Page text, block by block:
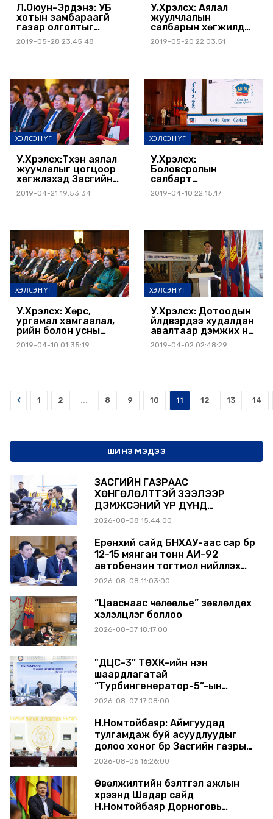
Л.Оюун-Эрдэнэ: УБ
хотын замбараагүй
газар олголтыг
цэгцэлнэ
2019-05-28 23:45:48
У.Хүрэлсүх: Аялал
жуулчлалын
салбарын хөгжилд
жолооч нарын
ажилдаа эзний
2019-05-20 22:03:51
ХЭЛСЭН ҮГ
У.Хүрэлсүх:Түүхэн аялал
жуучлалыг цогцоор
хөгжүүлэхэд Засгийн
газар гадаад
дотоодын хөрөнгө
бэлэн
2019-04-21 19:53:34
ХЭЛСЭН ҮГ
У.Хүрэлсүх:
Боловсролын
салбарт
ажиллагсдын эрүүл
мэнд, нийгмийн
нэмэгдүүлэх чиглэлээр
үе шаттай арга
хэмжээг авах болно
2019-04-10 22:15:17
ХЭЛСЭН ҮГ
У.Хүрэлсүх: Хөрс,
ургамал хамгаалал,
үрийн болон усны
бодлогын газруудыг
байгуулах
2019-04-10 01:35:19
ХЭЛСЭН ҮГ
У.Хүрэлсүх: Дотоодын
үйлдвэрүүдээ худалдан
авалтаар дэмжих нь
эдийн засгийн
хүндрэлээс гарах,
болно
2019-04-02 02:48:29
Prev 1 2 ... 8 9 10 11 12 13 14
ШИНЭ МЭДЭЭ
ЗАСГИЙН ГАЗРААС
ХӨНГӨЛӨЛТТЭЙ ЗЭЭЛЭЭР
ДЭМЖСЭНИЙ ҮР ДҮНД
ШАТАХУУН ХАДГАЛАХ САВНУУД
БАЙНА
2026-08-08 15:44:00
Ерөнхий сайд БНХАУ-аас сар бүр
12-15 мянган тонн АИ-92
автобензин тогтмол нийлүүлэх
хүсэлт тавилаа
2026-08-08 11:03:00
“Цааснаас чөлөөлье” зөвлөлдөх
хэлэлцүүлэг боллоо
2026-08-07 18:17:00
"ДЦС-3” ТӨХК-ийн нэн
шаардлагатай
“Турбингенератор-5”-ын
шинэчлэлийн төсвийг
2026-08-07 17:08:00
Н.Номтойбаяр: Аймгуудад
тулгамдаж буй асуудлуудыг
долоо хоног бүр Засгийн газрын
хуралдаанд танилцуулж,
2026-08-06 16:26:00
Өвөлжилтийн бэлтгэл ажлын
хүрээнд Шадар сайд
Н.Номтойбаяр Дорноговь